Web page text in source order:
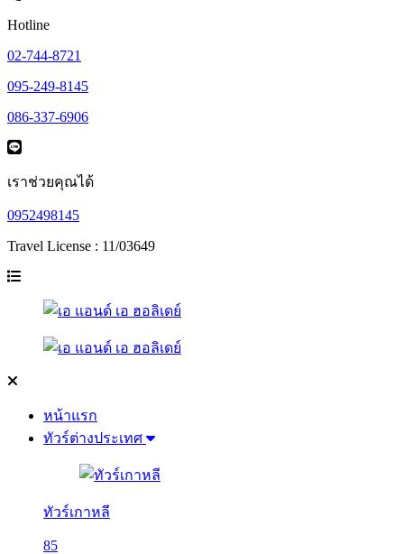
Hotline
02-744-8721
095-249-8145
086-337-6906
เราช่วยคุณได้
0952498145
Travel License : 11/03649
หน้าแรก
ทัวร์ต่างประเทศ
ทัวร์เกาหลี
85